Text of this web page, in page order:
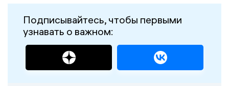
Подписывайтесь, чтобы первыми
узнавать о важном: